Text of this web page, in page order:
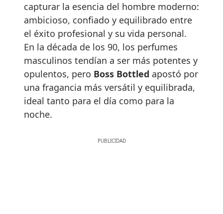
capturar la esencia del hombre moderno:
ambicioso, confiado y equilibrado entre
el éxito profesional y su vida personal.
En la década de los 90, los perfumes
masculinos tendían a ser más potentes y
opulentos, pero Boss Bottled apostó por
una fragancia más versátil y equilibrada,
ideal tanto para el día como para la
noche.